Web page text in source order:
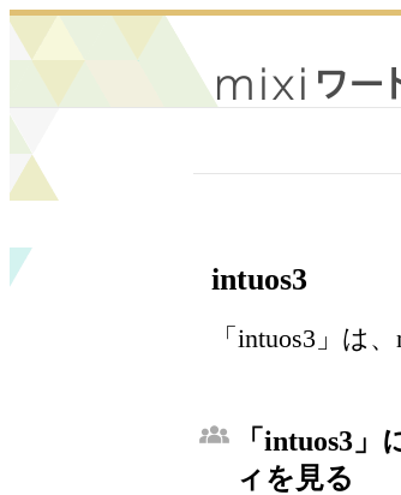
intuos3
「intuos3」は
「intuos3
ィを見る